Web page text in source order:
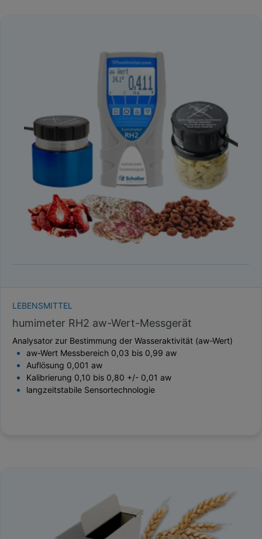
LEBENSMITTEL
humimeter RH2 aw-Wert-Messgerät
Analysator zur Bestimmung der Wasseraktivität (aw-Wert)
aw-Wert Messbereich 0,03 bis 0,99 aw
Auflösung 0,001 aw
Kalibrierung 0,10 bis 0,80 +/- 0,01 aw
langzeitstabile Sensortechnologie